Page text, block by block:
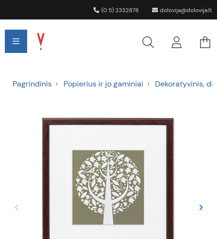
(0 5) 2332878 dolovija@dolovija.lt
Pagrindinis Popierius ir jo gaminiai Dekoratyvinis,
Ankstesnis
keyboard_arrow_left Tęsti
keyboard_arrow_right